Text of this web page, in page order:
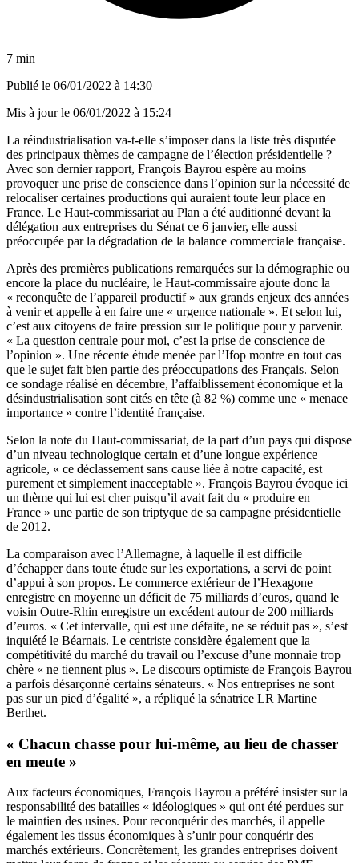
7 min
Publié le 06/01/2022 à 14:30
Mis à jour le 06/01/2022 à 15:24
La réindustrialisation va-t-elle s’imposer dans la liste très disputée
des principaux thèmes de campagne de l’élection présidentielle ?
Avec son dernier rapport, François Bayrou espère au moins
provoquer une prise de conscience dans l’opinion sur la nécessité de
relocaliser certaines productions qui auraient toute leur place en
France. Le Haut-commissariat au Plan a été auditionné devant la
délégation aux entreprises du Sénat ce 6 janvier, elle aussi
préoccupée par la dégradation de la balance commerciale française.
Après des premières publications remarquées sur la démographie ou
encore la place du nucléaire, le Haut-commissaire ajoute donc la
« reconquête de l’appareil productif » aux grands enjeux des années
à venir et appelle à en faire une « urgence nationale ». Et selon lui,
c’est aux citoyens de faire pression sur le politique pour y parvenir.
« La question centrale pour moi, c’est la prise de conscience de
l’opinion ». Une récente étude menée par l’Ifop montre en tout cas
que le sujet fait bien partie des préoccupations des Français. Selon
ce sondage réalisé en décembre, l’affaiblissement économique et la
désindustrialisation sont cités en tête (à 82 %) comme une « menace
importance » contre l’identité française.
Selon la note du Haut-commissariat, de la part d’un pays qui dispose
d’un niveau technologique certain et d’une longue expérience
agricole, « ce déclassement sans cause liée à notre capacité, est
purement et simplement inacceptable ». François Bayrou évoque ici
un thème qui lui est cher puisqu’il avait fait du « produire en
France » une partie de son triptyque de sa campagne présidentielle
de 2012.
La comparaison avec l’Allemagne, à laquelle il est difficile
d’échapper dans toute étude sur les exportations, a servi de point
d’appui à son propos. Le commerce extérieur de l’Hexagone
enregistre en moyenne un déficit de 75 milliards d’euros, quand le
voisin Outre-Rhin enregistre un excédent autour de 200 milliards
d’euros. « Cet intervalle, qui est une défaite, ne se réduit pas », s’est
inquiété le Béarnais. Le centriste considère également que la
compétitivité du marché du travail ou l’excuse d’une monnaie trop
chère « ne tiennent plus ». Le discours optimiste de François Bayrou
a parfois désarçonné certains sénateurs. « Nos entreprises ne sont
pas sur un pied d’égalité », a répliqué la sénatrice LR Martine
Berthet.
« Chacun chasse pour lui-même, au lieu de chasser
en meute »
Aux facteurs économiques, François Bayrou a préféré insister sur la
responsabilité des batailles « idéologiques » qui ont été perdues sur
le maintien des usines. Pour reconquérir des marchés, il appelle
également les tissus économiques à s’unir pour conquérir des
marchés extérieurs. Concrètement, les grandes entreprises doivent